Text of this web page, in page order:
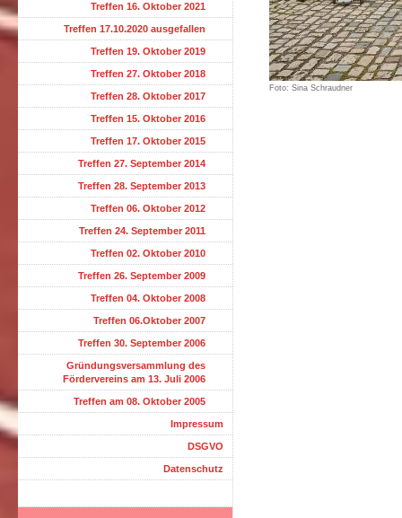
Foto: Sina Schraudner
Treffen 16. Oktober 2021
Treffen 17.10.2020 ausgefallen
Treffen 19. Oktober 2019
Treffen 27. Oktober 2018
Treffen 28. Oktober 2017
Treffen 15. Oktober 2016
Treffen 17. Oktober 2015
Treffen 27. September 2014
Treffen 28. September 2013
Treffen 06. Oktober 2012
Treffen 24. September 2011
Treffen 02. Oktober 2010
Treffen 26. September 2009
Treffen 04. Oktober 2008
Treffen 06.Oktober 2007
Treffen 30. September 2006
Gründungsversammlung des
Fördervereins am 13. Juli 2006
Treffen am 08. Oktober 2005
Impressum
DSGVO
Datenschutz